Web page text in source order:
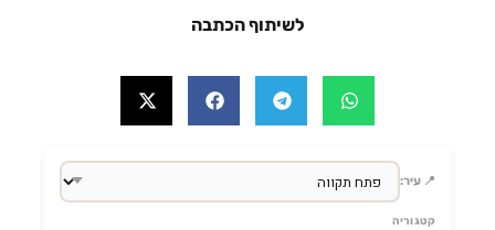
לשיתוף הכתבה
📍 עיר:
קטגוריה